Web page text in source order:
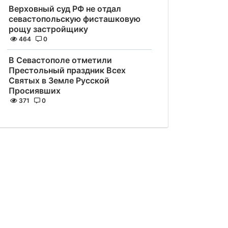
Верховный суд РФ не отдал
севастопольскую фисташковую
рощу застройщику
464 0
В Севастополе отметили
Престольный праздник Всех
Святых в Земле Русской
Просиявших
371 0